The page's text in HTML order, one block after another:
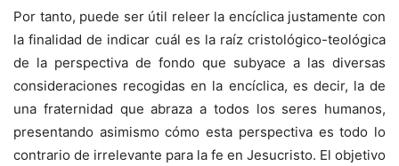
Por tanto, puede ser útil releer la encíclica justamente con
la finalidad de indicar cuál es la raíz cristológico-teológica
de la perspectiva de fondo que subyace a las diversas
consideraciones recogidas en la encíclica, es decir, la de
una fraternidad que abraza a todos los seres humanos,
presentando asimismo cómo esta perspectiva es todo lo
contrario de irrelevante para la fe en Jesucristo. El objetivo